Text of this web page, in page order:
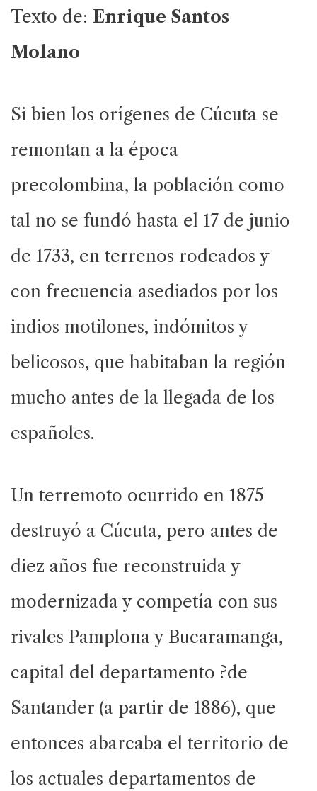
Texto de: Enrique Santos
Molano
Si bien los orígenes de Cúcuta se
remontan a la época
precolombina, la población como
tal no se fundó hasta el 17 de junio
de 1733, en terrenos rodeados y
con frecuencia asediados por los
indios motilones, indómitos y
belicosos, que habitaban la región
mucho antes de la llegada de los
españoles.
Un terremoto ocurrido en 1875
destruyó a Cúcuta, pero antes de
diez años fue reconstruida y
modernizada y competía con sus
rivales Pamplona y Bucaramanga,
capital del departamento ?de
Santander (a partir de 1886), que
entonces abarcaba el territorio de
los actuales departamentos de